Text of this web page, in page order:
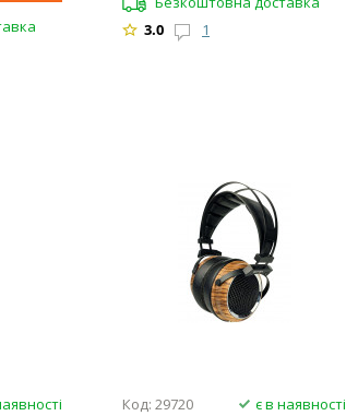
3.0
1
Код: 29720
є в наявності